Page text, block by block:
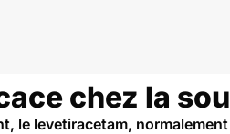
chez la
le levetiracetam,